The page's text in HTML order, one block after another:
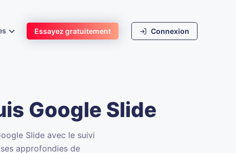
Essayez gratuitement Connexion
Google Slide
Slide avec le suivi
approfondies de